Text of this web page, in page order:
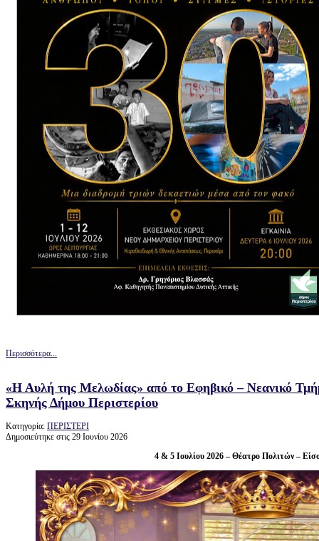
Περισσότερα...
«Η Αυλή της Μελωδίας» από το Εφηβικό – Νεανικό
Σκηνής Δήμου Περιστερίου
Κατηγορία: ΠΕΡΙΣΤΕΡΙ
Δημοσιεύτηκε στις 29 Ιουνίου 2026
4 & 5 Ιουλίου 2026 – Θέατρο Πολιτών –